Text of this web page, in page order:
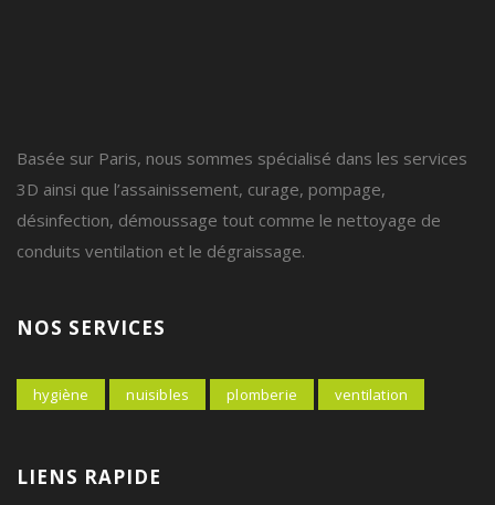
Basée sur Paris, nous sommes spécialisé dans les services
3D ainsi que l’assainissement, curage, pompage,
désinfection, démoussage tout comme le nettoyage de
conduits ventilation et le dégraissage.
NOS SERVICES
hygiène nuisibles plomberie ventilation
LIENS RAPIDE